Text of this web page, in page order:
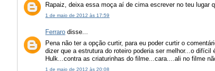
Rapaiz, deixa essa moça aí de cima escrever no teu lugar
1 de maio de 2012 às 17:59
Ferraro disse...
Pena não ter a opção curtir, para eu poder curtir o
dizer que a estrutura do roteiro poderia ser melhor...o
Hulk...contra as criaturinhas do filme...cara....ali no filme
1 de maio de 2012 às 20:08